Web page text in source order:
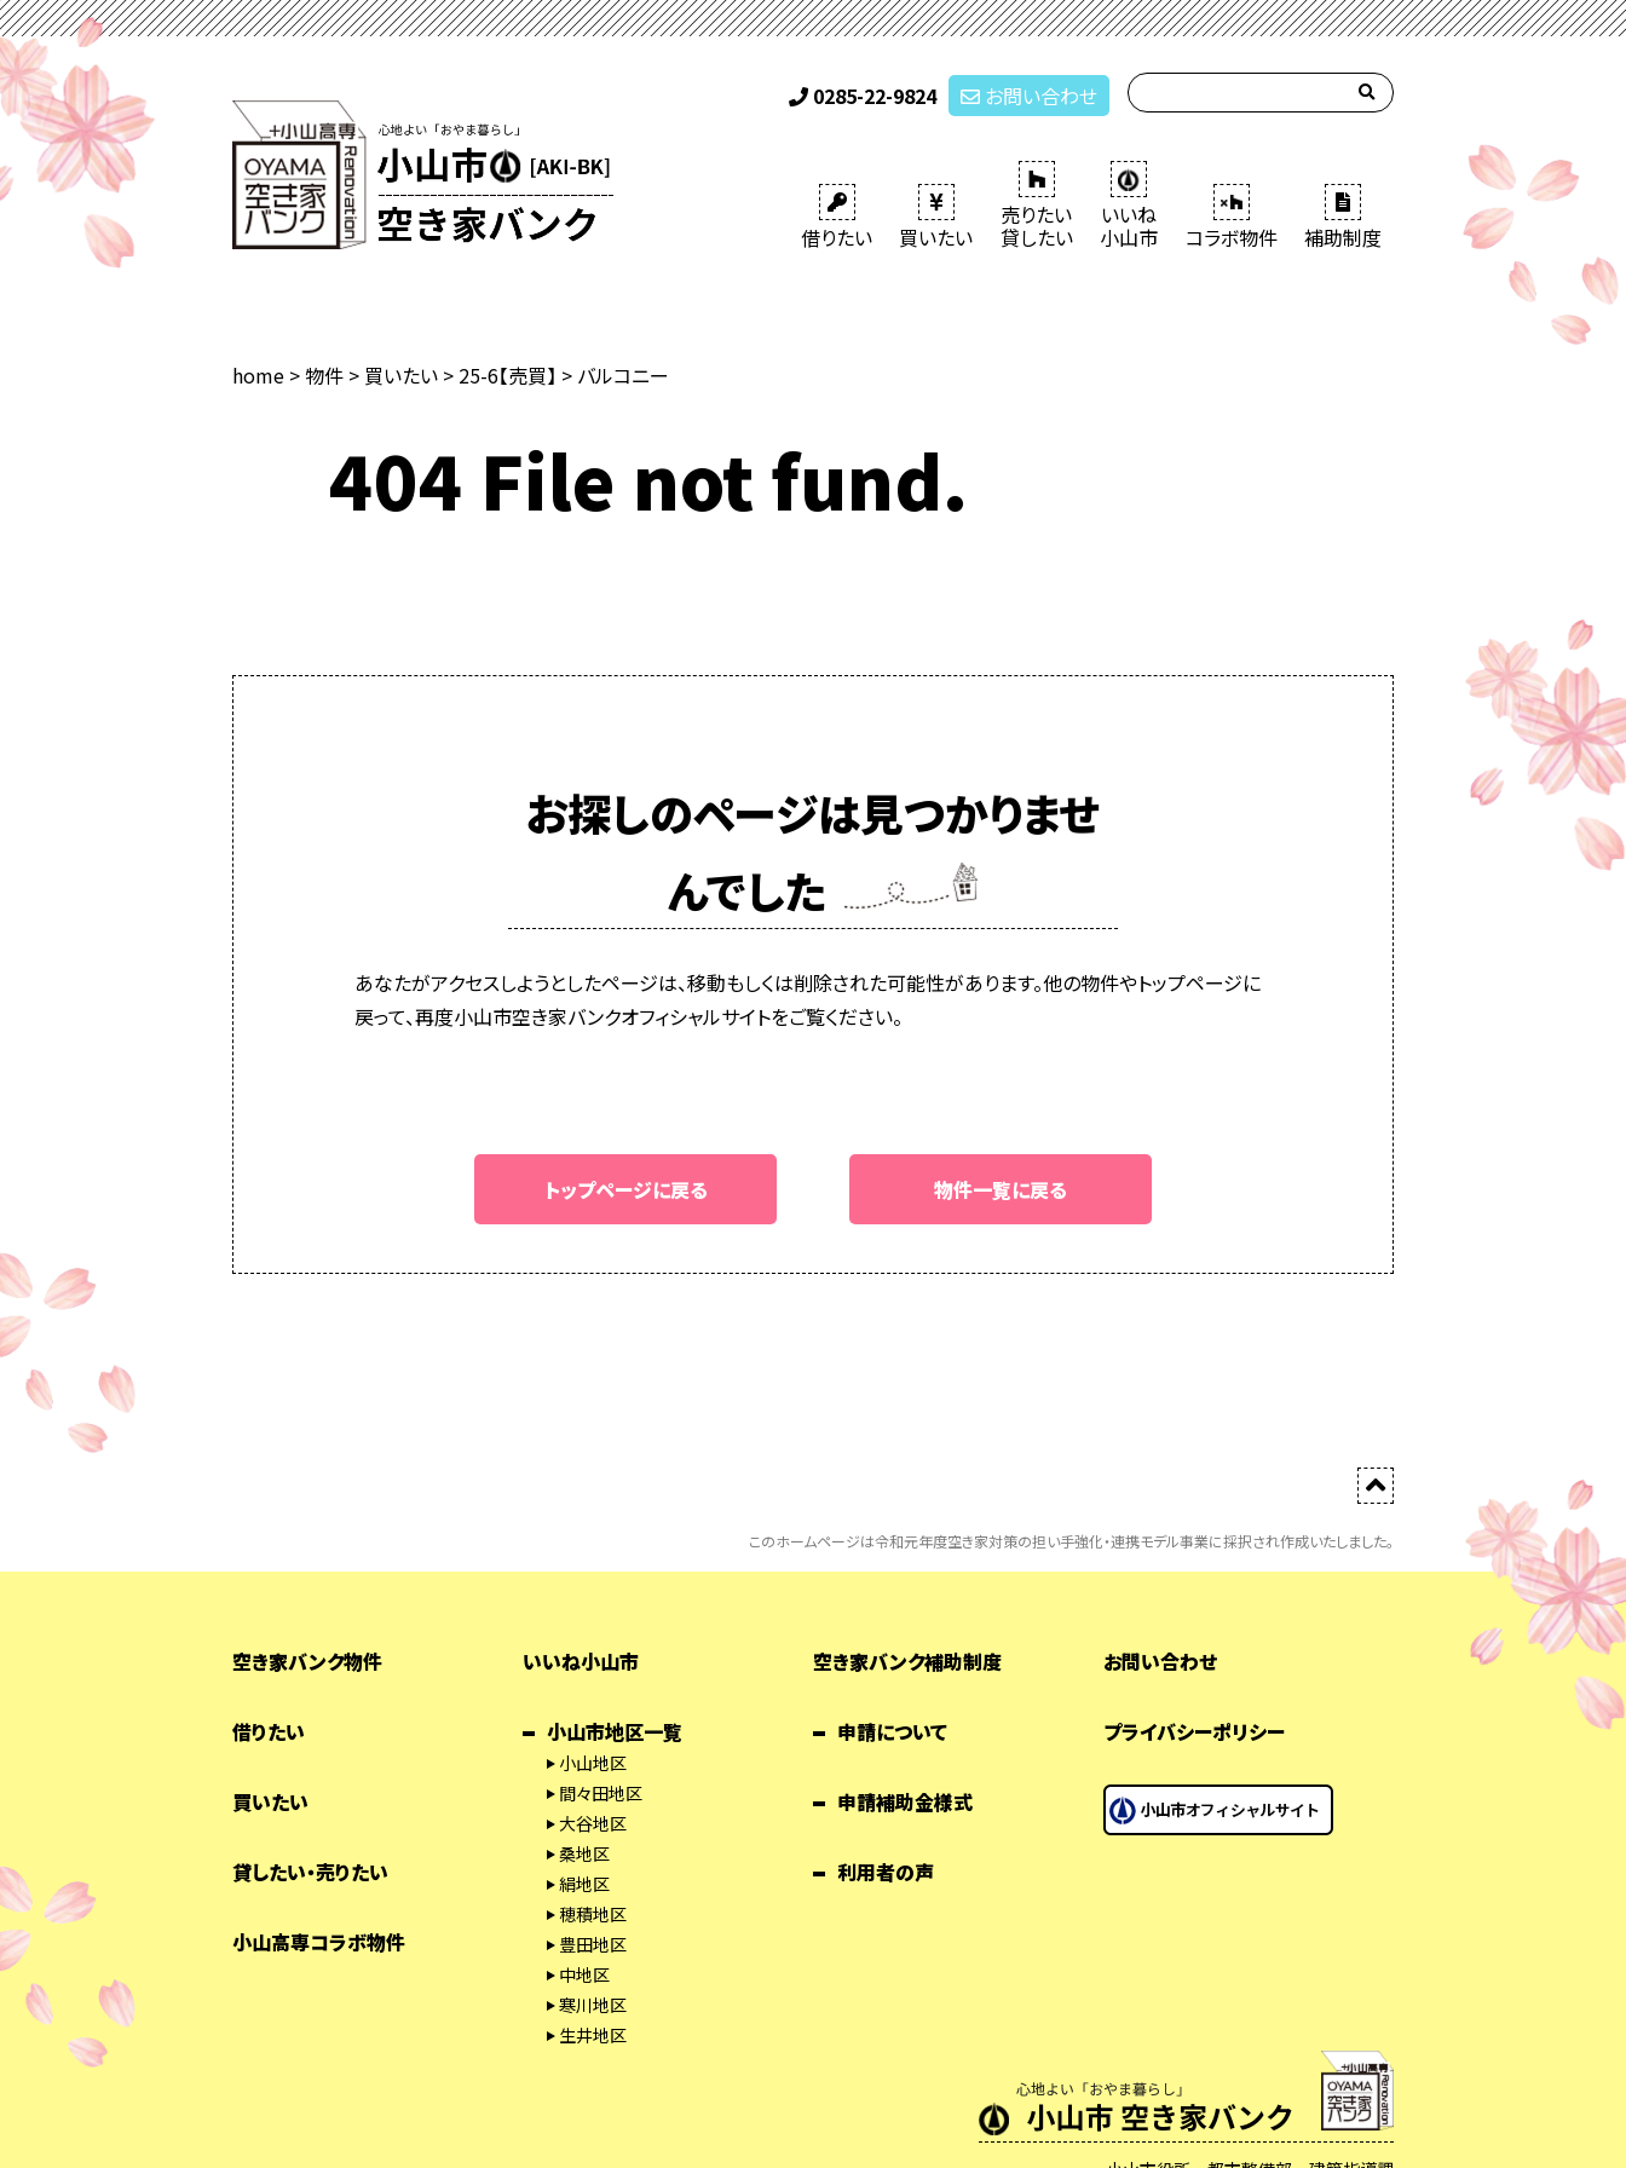
0285-22-9824 お問い合わせ
借りたい 買いたい
売りたい
貸したい
いいね
小山市 コラボ物件 補助制度
home > 物件 > 買いたい > 25-6【売買】 > バルコニー
404 File not fund.
お探しのページは見つかりませ
んでした
あなたがアクセスしようとしたページは、移動もしくは削除された可能性があります。他の物件やトップページに
戻って、再度小山市空き家バンクオフィシャルサイトをご覧ください。
トップページに戻る 物件一覧に戻る
このホームページは令和元年度空き家対策の担い手強化・連携モデル事業に採択され作成いたしました。
空き家バンク物件
借りたい
買いたい
貸したい・売りたい
小山高専コラボ物件
いいね小山市
小山市地区一覧
小山地区
間々田地区
大谷地区
桑地区
絹地区
穂積地区
豊田地区
中地区
寒川地区
生井地区
空き家バンク補助制度
申請について
申請補助金様式
利用者の声
お問い合わせ
プライバシーポリシー